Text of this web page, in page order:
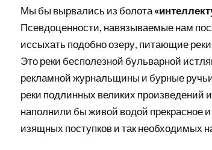
Мы бы вырвались из болота
Псевдоценности, навязываемые нам
иссыхать подобно озеру, питающие
Это реки бесполезной бульварной
рекламной журнальщины и бурные
реки подлинных великих
наполнили бы живой водой прекрасное
изящных поступков и так необходимых